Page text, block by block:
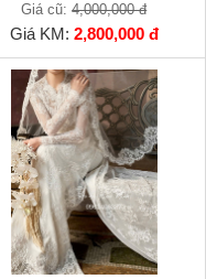
Giá cũ:4,000,000 đ
Giá KM: 2,800,000 đ